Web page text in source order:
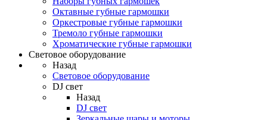
Октавные губные гармошки
Оркестровые губные гармошки
Тремоло губные гармошки
Хроматические губные гармошки
Световое оборудование
Назад
Световое оборудование
DJ свет
Назад
DJ свет